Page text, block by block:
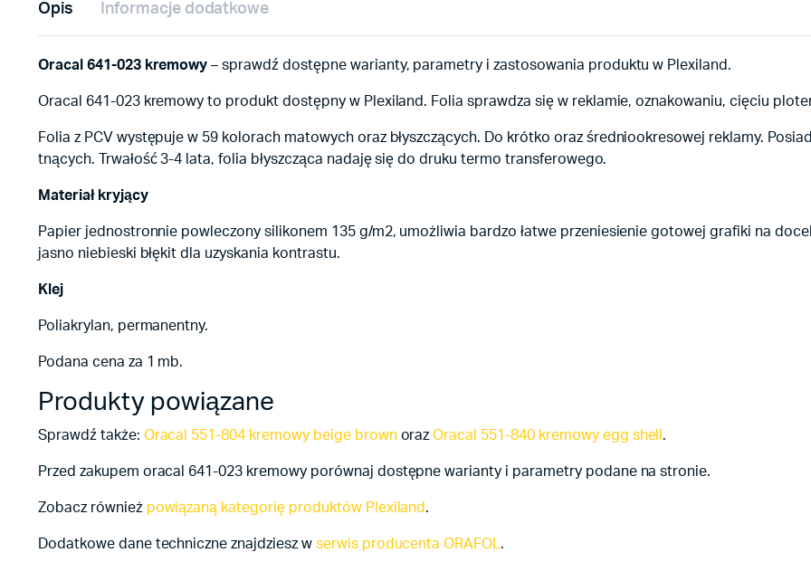
Opis Informacje dodatkowe
Oracal 641-023 kremowy – sprawdź dostępne warianty, parametry i zastosowania produktu w Plexiland.
Oracal 641-023 kremowy to produkt dostępny w Plexiland. Folia sprawdza się w reklamie, oznakowaniu, cięciu
Folia z PCV występuje w 59 kolorach matowych oraz błyszczących. Do krótko oraz średniookresowej reklamy.
tnących. Trwałość 3-4 lata, folia błyszcząca nadaję się do druku termo transferowego.
Materiał kryjący
Papier jednostronnie powleczony silikonem 135 g/m2, umożliwia bardzo łatwe przeniesienie gotowej grafiki na
jasno niebieski błękit dla uzyskania kontrastu.
Klej
Poliakrylan, permanentny.
Podana cena za 1 mb.
Produkty powiązane
Sprawdź także: Oracal 551-804 kremowy beige brownorazOracal 551-840 kremowy egg shell .
Przed zakupem oracal 641-023 kremowy porównaj dostępne warianty i parametry podane na stronie.
Zobacz również powiązaną kategorię produktów Plexiland.
Dodatkowe dane techniczne znajdziesz w serwis producenta ORAFOL .